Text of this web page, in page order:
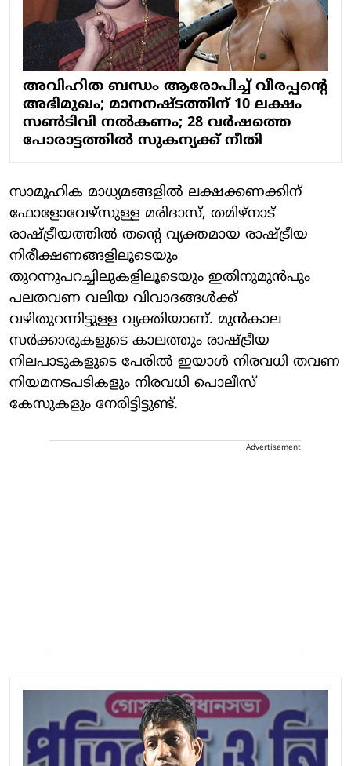
അവിഹിത ബന്ധം ആരോപിച്ച് വീരപ്പന്റെ
അഭിമുഖം; മാനനഷ്ടത്തിന് 10 ലക്ഷം
സണ്‍ടിവി നല്‍കണം; 28 വര്‍ഷത്തെ
പോരാട്ടത്തില്‍ സുകന്യക്ക് നീതി
സാമൂഹിക മാധ്യമങ്ങളിൽ ലക്ഷക്കണക്കിന്
ഫോളോവേഴ്സുള്ള മരിദാസ്, തമിഴ്‌നാട്
രാഷ്ട്രീയത്തിൽ തന്റെ വ്യക്തമായ രാഷ്ട്രീയ
നിരീക്ഷണങ്ങളിലൂടെയും
തുറന്നുപറച്ചിലുകളിലൂടെയും ഇതിനുമുൻപും
പലതവണ വലിയ വിവാദങ്ങൾക്ക്
വഴിതുറന്നിട്ടുള്ള വ്യക്തിയാണ്. മുൻകാല
സർക്കാരുകളുടെ കാലത്തും രാഷ്ട്രീയ
നിലപാടുകളുടെ പേരിൽ ഇയാൾ നിരവധി തവണ
നിയമനടപടികളും നിരവധി പൊലീസ്
കേസുകളും നേരിട്ടിട്ടുണ്ട്.
Advertisement